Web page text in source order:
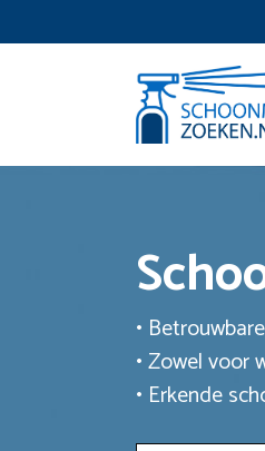
naar
•
• Zowel voor
• Erkende